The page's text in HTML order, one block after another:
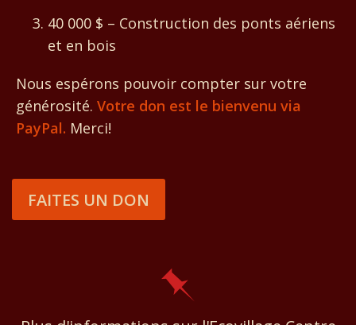
40 000 $ – Construction des ponts aériens
et en bois
Nous espérons pouvoir compter sur votre
générosité. Votre don est le bienvenu via
PayPal. Merci!
FAITES UN DON